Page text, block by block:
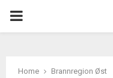
PRIMARY
Home Brannregion Øst